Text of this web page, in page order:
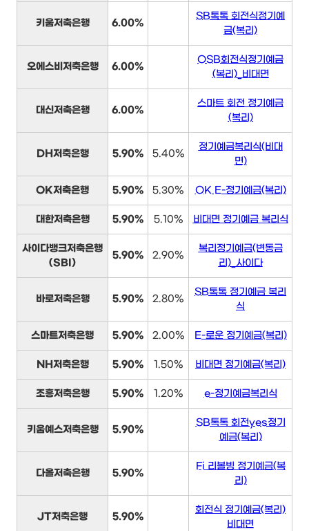
키움저축은행 6.00%
SB톡톡 회전식정기예
금(복리)
오에스비저축은행 6.00%
OSB회전식정기예금
(복리)_비대면
대신저축은행 6.00%
스마트 회전 정기예금
(복리)
DH저축은행 5.90% 5.40%
정기예금복리식(비대
면)
OK저축은행 5.90% 5.30% OK E-정기예금(복리)
대한저축은행 5.90% 5.10% 비대면 정기예금 복리식
사이다뱅크저축은행
(SBI)
5.90% 2.90%
복리정기예금(변동금
리)_사이다
바로저축은행 5.90% 2.80%
SB톡톡 정기예금 복리
식
스마트저축은행 5.90% 2.00% E-로운 정기예금(복리)
NH저축은행 5.90% 1.50% 비대면 정기예금(복리)
조흥저축은행 5.90% 1.20% e-정기예금복리식
키움예스저축은행 5.90%
SB톡톡 회전yes정기
예금(복리)
다올저축은행 5.90%
Fi 리볼빙 정기예금(복
리)
JT저축은행 5.90%
회전식 정기예금(복리)
비대면